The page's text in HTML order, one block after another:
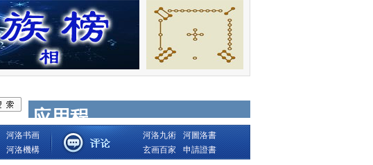
河洛书画
河洛機構
河洛九術
河圖洛書
玄画百家
申請證書